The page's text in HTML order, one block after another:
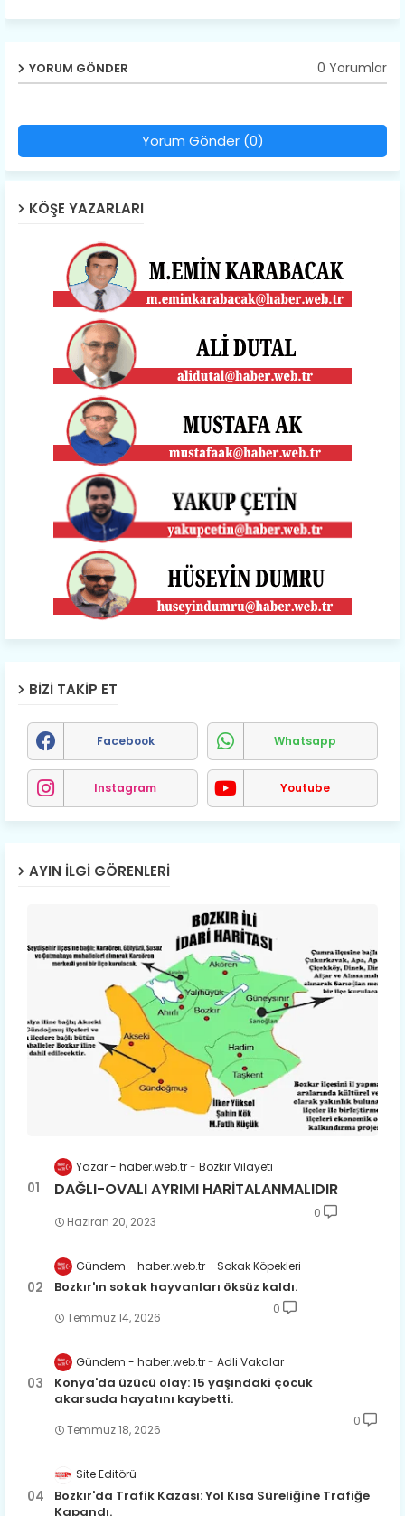
YORUM GÖNDER 0 Yorumlar
Yorum Gönder (0)
KÖŞE YAZARLARI
BIZI TAKIP ET
Facebook Whatsapp
Instagram Youtube
AYIN İLGI GÖRENLERI
Yazar - haber.web.tr Bozkır Vilayeti
DAĞLI-OVALI AYRIMI HARİTALANMALIDIR
Haziran 20, 2023
0
Gündem - haber.web.tr Sokak Köpekleri
Bozkır'ın sokak hayvanları öksüz kaldı.
Temmuz 14, 2026
0
Gündem - haber.web.tr Adli Vakalar
Konya'da üzücü olay: 15 yaşındaki çocuk
akarsuda hayatını kaybetti.
Temmuz 18, 2026
0
Site Editörü
Bozkır'da Trafik Kazası: Yol Kısa Süreliğine Trafiğe
Kapandı.